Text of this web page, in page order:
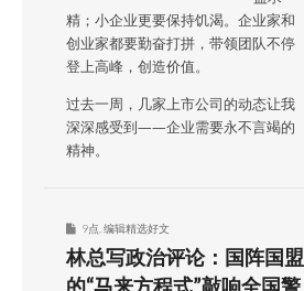
精；小企业更要保持饥渴。企业家和
创业家都要勤奋打拼，带领团队不停
登上高峰，创造价值。
过去一周，几家上市公司的动态让我
深深感受到——企业需要永不言竭的
精神。
9点 编辑精选好文
林总写政治评论：国阵国盟
的“马来方程式”敲响全国警